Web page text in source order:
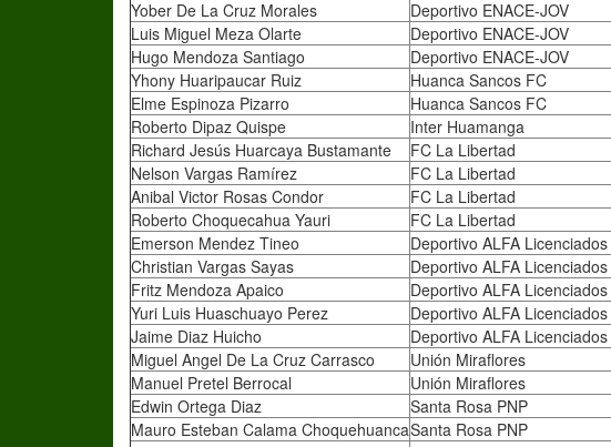
Yober De La Cruz Morales
Deportivo ENACE-JOV
Luis Miguel Meza Olarte
Deportivo ENACE-JOV
Hugo Mendoza Santiago
Deportivo ENACE-JOV
Yhony Huaripaucar Ruiz
Huanca Sancos FC
Elme Espinoza Pizarro
Huanca Sancos FC
Roberto Dipaz Quispe
Inter Huamanga
Richard Jesús Huarcaya Bustamante
FC La Libertad
Nelson Vargas Ramírez
FC La Libertad
Anibal Victor Rosas Condor
FC La Libertad
Roberto Choquecahua Yauri
FC La Libertad
Emerson Mendez Tineo
Deportivo ALFA Licenciados
Christian Vargas Sayas
Deportivo ALFA Licenciados
Fritz Mendoza Apaico
Deportivo ALFA Licenciados
Yuri Luis Huaschuayo Perez
Deportivo ALFA Licenciados
Jaime Diaz Huicho
Deportivo ALFA Licenciados
Miguel Angel De La Cruz Carrasco
Unión Miraflores
Manuel Pretel Berrocal
Unión Miraflores
Edwin Ortega Diaz
Santa Rosa PNP
Mauro Esteban Calama ChoquehuancaSanta Rosa PNP